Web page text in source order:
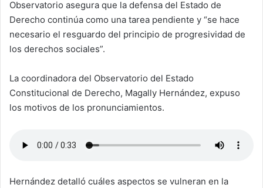
Observatorio asegura que la defensa del Estado de
Derecho continúa como una tarea pendiente y “se hace
necesario el resguardo del principio de progresividad de
los derechos sociales”.
La coordinadora del Observatorio del Estado
Constitucional de Derecho, Magally Hernández, expuso
los motivos de los pronunciamientos.
Hernández detalló cuáles aspectos se vulneran en la